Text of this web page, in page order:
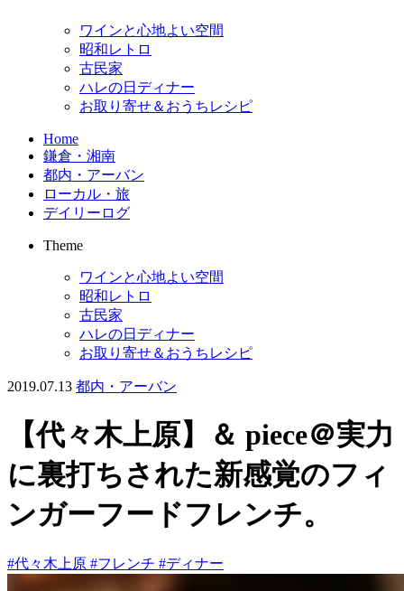
ワインと心地よい空間
昭和レトロ
古民家
ハレの日ディナー
お取り寄せ＆おうちレシピ
Home
鎌倉・湘南
都内・アーバン
ローカル・旅
デイリーログ
Theme
ワインと心地よい空間
昭和レトロ
古民家
ハレの日ディナー
お取り寄せ＆おうちレシピ
2019.07.13 都内・アーバン
【代々木上原】＆ piece＠実力
に裏打ちされた新感覚のフィ
ンガーフードフレンチ。
#代々木上原 #フレンチ #ディナー